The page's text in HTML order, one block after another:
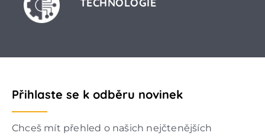
TECHNOLOGIE
Přihlaste se k odběru novinek
Chceš mít přehled o našich nejčtenějších